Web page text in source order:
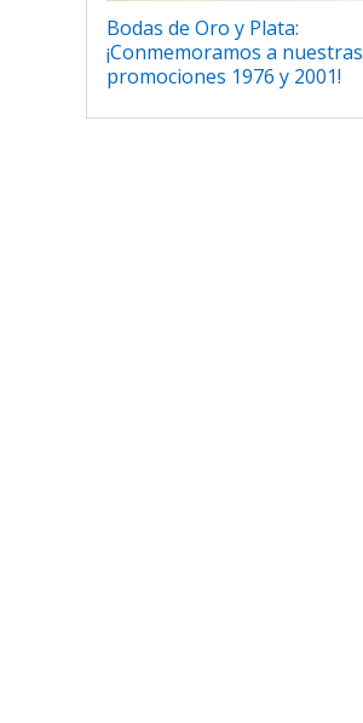
Bodas de Oro y Plata:
¡Conmemoramos a nuestras
promociones 1976 y 2001!